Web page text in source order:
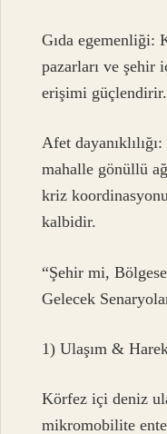
Gıda egemenliği:
pazarları ve şehir
erişimi güçlendirir.
Afet
mahalle gönüllü
kriz
kalbidir.
“Şehir mi,
Gelecek
1) Ulaşım &
Körfez içi deniz
mikromobilite